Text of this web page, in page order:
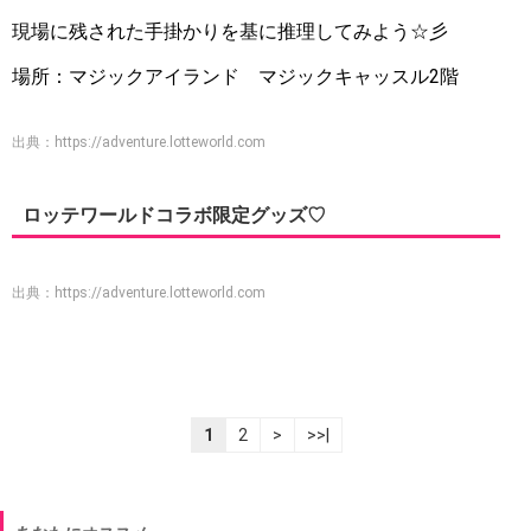
現場に残された手掛かりを基に推理してみよう☆彡
場所：マジックアイランド マジックキャッスル2階
出典： https://adventure.lotteworld.com
ロッテワールドコラボ限定グッズ♡
出典： https://adventure.lotteworld.com
1 2 > >>|